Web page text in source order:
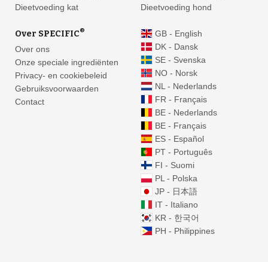
Dieetvoeding kat
Dieetvoeding hond
Over SPECIFIC®
Over ons
Onze speciale ingrediënten
Privacy- en cookiebeleid
Gebruiksvoorwaarden
Contact
GB - English
DK - Dansk
SE - Svenska
NO - Norsk
NL - Nederlands
FR - Français
BE - Nederlands
BE - Français
ES - Español
PT - Português
FI - Suomi
PL - Polska
JP - 日本語
IT - Italiano
KR - 한국어
PH - Philippines